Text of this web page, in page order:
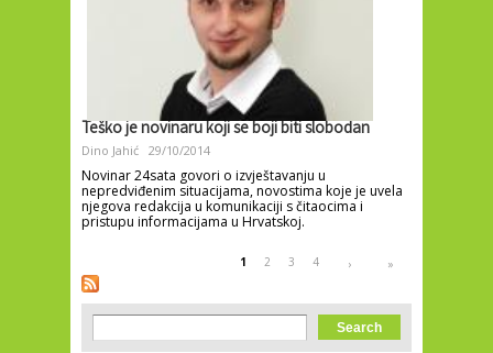
Teško je novinaru koji se boji biti slobodan
Dino Jahić 29/10/2014
Novinar 24sata govori o izvještavanju u
nepredviđenim situacijama, novostima koje je uvela
njegova redakcija u komunikaciji s čitaocima i
pristupu informacijama u Hrvatskoj.
Pages 1 2 3 4 › »
Search form
Search